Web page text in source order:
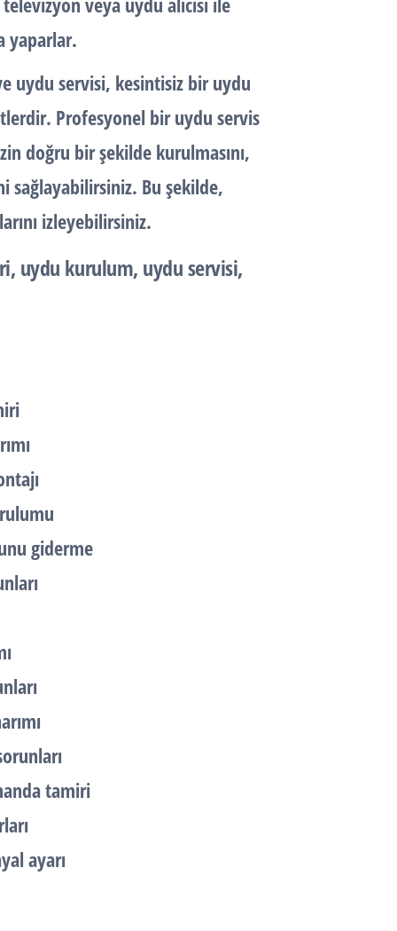
yaparlar.
uydu servisi, kesintisiz bir uydu
Profesyonel bir uydu servis
doğru bir şekilde kurulmasını,
sağlayabilirsiniz. Bu şekilde,
izleyebilirsiniz.
uydu kurulum, uydu servisi,
giderme
tamiri
ayarı